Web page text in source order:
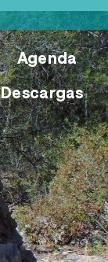
Agenda
Descargas